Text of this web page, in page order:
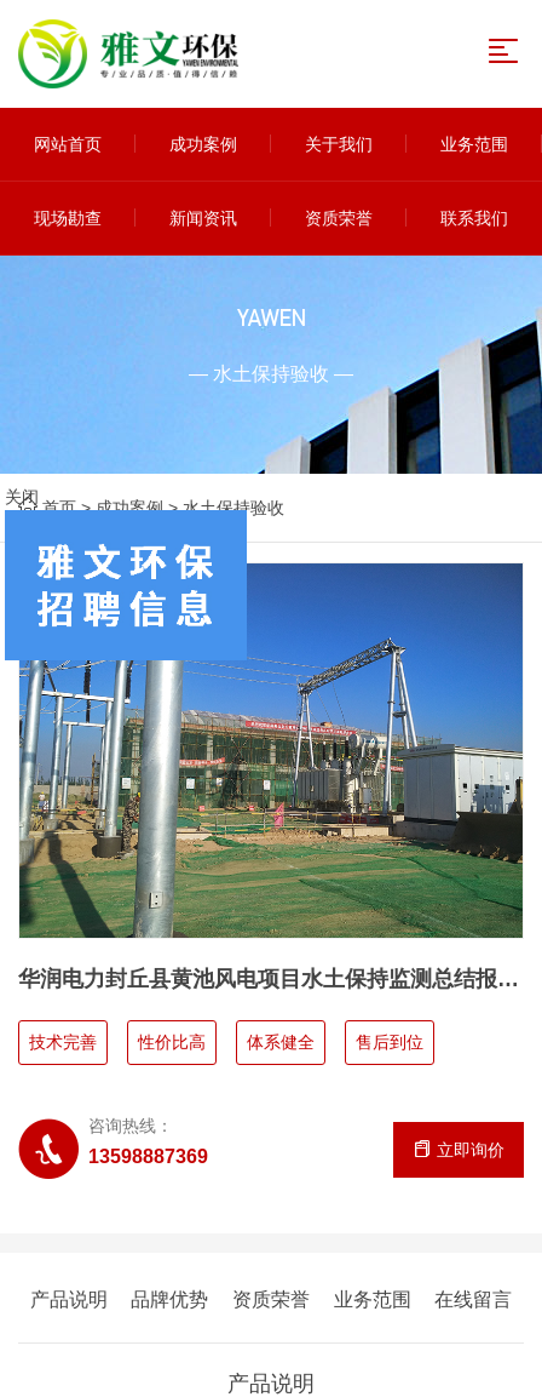
网站首页 成功案例 关于我们 业务范围
现场勘查 新闻资讯 资质荣誉 联系我们
YAWEN
— 水土保持验收 —
首页>成功案例>水土保持验收
华润电力封丘县黄池风电项目水土保持监测总结报告
工厂直销
技术完善
性价比高 体系健全 售后到位
咨询热线：
13598887369 立即询价
产品说明 品牌优势 资质荣誉 业务范围 在线留言
产品说明
关闭